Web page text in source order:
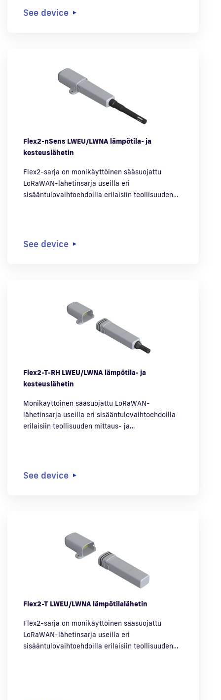
See device
Flex2-nSens LWEU/LWNA lämpötila- ja
kosteuslähetin
Flex2-sarja on monikäyttöinen sääsuojattu
LoRaWAN-lähetinsarja useilla eri
sisääntulovaihtoehdoilla erilaisiin teollisuuden…
See device
Flex2-T-RH LWEU/LWNA lämpötila- ja
kosteuslähetin
Monikäyttöinen sääsuojattu LoRaWAN-
lähetinsarja useilla eri sisääntulovaihtoehdoilla
erilaisiin teollisuuden mittaus- ja…
See device
Flex2-T LWEU/LWNA lämpötilalähetin
Flex2-sarja on monikäyttöinen sääsuojattu
LoRaWAN-lähetinsarja useilla eri
sisääntulovaihtoehdoilla erilaisiin teollisuuden…